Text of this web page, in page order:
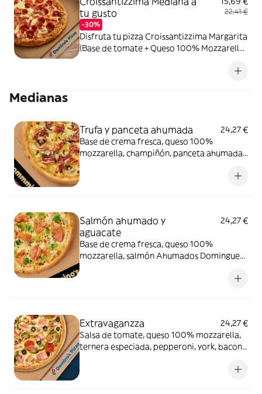
tu gusto
-30%
22,41 €
Disfruta tu pizza Croissantizzima Margarita
(Base de tomate + Queso 100% Mozzarella)
Medianas
Trufa y panceta ahumada
24,27 €
Base de crema fresca, queso 100%
mozzarella, champiñón, panceta ahumada
Salmón ahumado y
aguacate
24,27 €
Base de crema fresca, queso 100%
mozzarella, salmón Ahumados Dominguez
Extravaganzza
24,27 €
Salsa de tomate, queso 100% mozzarella,
ternera especiada, pepperoni, york, bacon,